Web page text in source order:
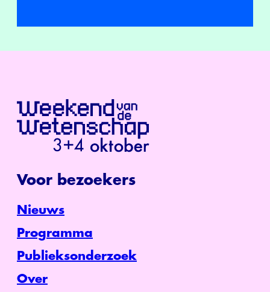
Voor bezoekers
Nieuws
Programma
Publieksonderzoek
Over